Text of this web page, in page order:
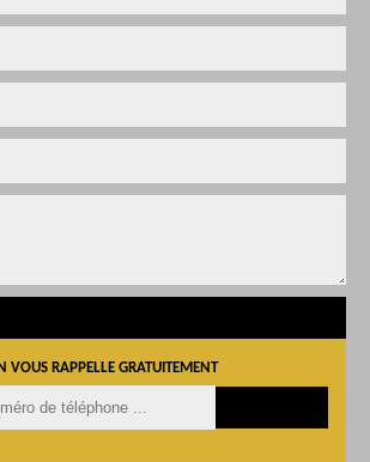
VOUS RAPPELLE GRATUITEMENT